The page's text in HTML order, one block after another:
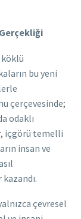
bu yeni
çerçevesinde;
odaklı
içgörü temelli
insan ve
çevresel